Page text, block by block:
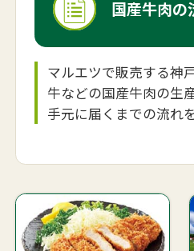
国産牛肉の
マルエツで販売する神
牛などの国産牛肉の生
手元に届くまでの流れ